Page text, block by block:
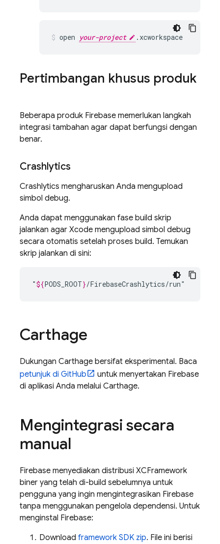
open your-project .xcworkspace
Pertimbangan khusus produk
Beberapa produk Firebase memerlukan langkah
integrasi tambahan agar dapat berfungsi dengan
benar.
Crashlytics
Crashlytics mengharuskan Anda mengupload
simbol debug.
Anda dapat menggunakan fase build skrip
jalankan agar Xcode mengupload simbol debug
secara otomatis setelah proses build. Temukan
skrip jalankan di sini:
"${PODS_ROOT}
Carthage
Dukungan Carthage bersifat eksperimental. Baca
petunjuk di GitHub
untuk menyertakan Firebase
di aplikasi Anda melalui Carthage.
Mengintegrasi secara
manual
Firebase menyediakan distribusi XCFramework
biner yang telah di-build sebelumnya untuk
pengguna yang ingin mengintegrasikan Firebase
tanpa menggunakan pengelola dependensi. Untuk
menginstal Firebase:
Download framework SDK zip. File ini berisi